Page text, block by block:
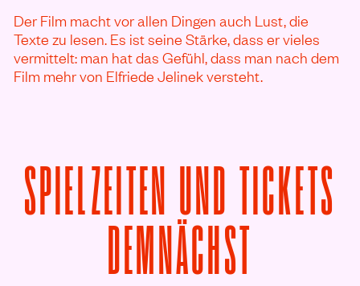
Der Film macht vor allen Dingen auch Lust, die
Texte zu lesen. Es ist seine Stärke, dass er vieles
vermittelt: man hat das Gefühl, dass man nach dem
Film mehr von Elfriede Jelinek versteht.
SPIELZEITEN UND TICKETS
DEMNÄCHST